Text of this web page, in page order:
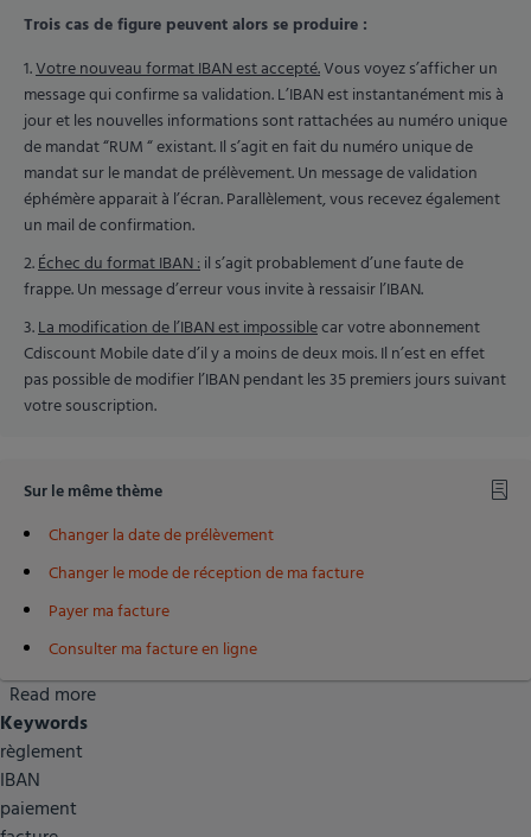
Sur le même thème
Changer la date de prélèvement
Changer le mode de réception de ma facture
Payer ma facture
Consulter ma facture en ligne
Trois cas de figure peuvent alors se produire :
Votre nouveau format IBAN est accepté.Vous voyez s’afficher un
message qui confirme sa validation. L’IBAN est instantanément mis à
jour et les nouvelles informations sont rattachées au numéro unique
de mandat “RUM “ existant. Il s’agit en fait du numéro unique de
mandat sur le mandat de prélèvement. Un message de validation
éphémère apparait à l’écran. Parallèlement, vous recevez également
un mail de confirmation.
Échec du format IBAN : il s’agit probablement d’une faute de
frappe. Un message d’erreur vous invite à ressaisir l’IBAN.
La modification de l’IBAN est impossiblecar votre abonnement
Cdiscount Mobile date d’il y a moins de deux mois. Il n’est en effet
pas possible de modifier l’IBAN pendant les 35 premiers jours suivant
votre souscription.
Read more
Keywords
règlement
IBAN
paiement